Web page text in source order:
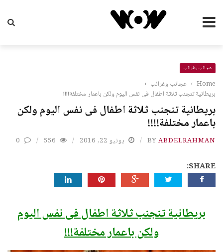
عجائب وغرائب
Home
› عجائب وغرائب ›
بريطانية تنجنب ثلاثة اطفال فى نفس اليوم ولكن باعمار مختلفة!!!!
بريطانية تنجنب ثلاثة اطفال فى نفس اليوم ولكن
باعمار مختلفة!!!!
BYABDELRAHMAN يونيو 22, 2016 556
0
SHARE:
بريطانية تنجنب ثلاثة اطفال فى نفس اليوم
ولكن باعمار مختلفة!!!